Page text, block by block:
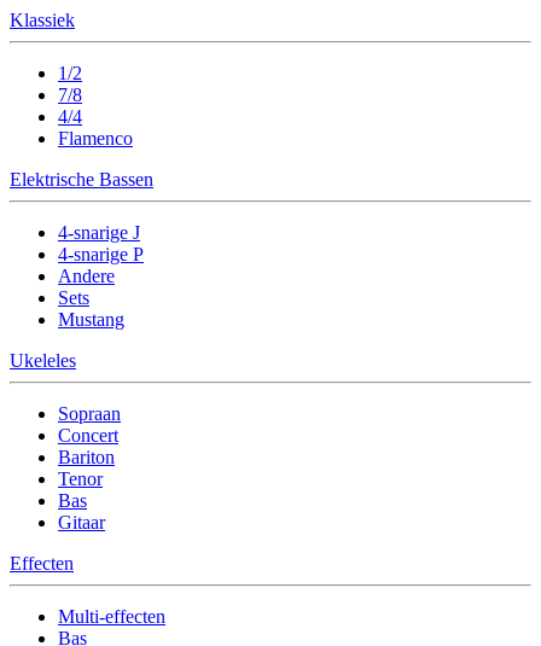
Klassiek
1/2
7/8
4/4
Flamenco
Elektrische Bassen
4-snarige J
4-snarige P
Andere
Sets
Mustang
Ukeleles
Sopraan
Concert
Bariton
Tenor
Bas
Gitaar
Effecten
Multi-effecten
Bas